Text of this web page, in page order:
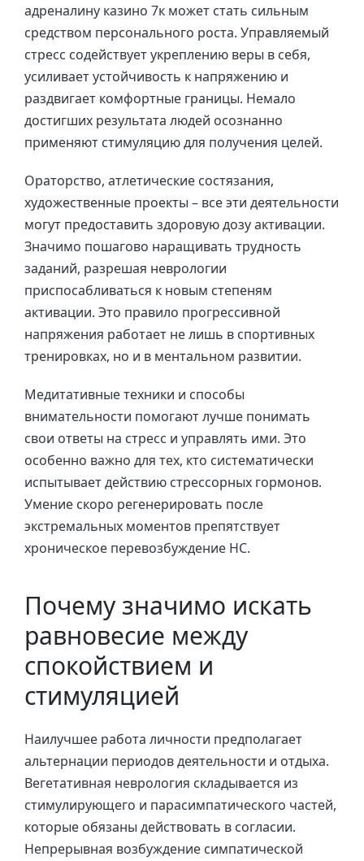
адреналину казино 7к может стать сильным
средством персонального роста. Управляемый
стресс содействует укреплению веры в себя,
усиливает устойчивость к напряжению и
раздвигает комфортные границы. Немало
достигших результата людей осознанно
применяют стимуляцию для получения целей.
Ораторство, атлетические состязания,
художественные проекты – все эти деятельности
могут предоставить здоровую дозу активации.
Значимо пошагово наращивать трудность
заданий, разрешая неврологии
приспосабливаться к новым степеням
активации. Это правило прогрессивной
напряжения работает не лишь в спортивных
тренировках, но и в ментальном развитии.
Медитативные техники и способы
внимательности помогают лучше понимать
свои ответы на стресс и управлять ими. Это
особенно важно для тех, кто систематически
испытывает действию стрессорных гормонов.
Умение скоро регенерировать после
экстремальных моментов препятствует
хроническое перевозбуждение НС.
Почему значимо искать
равновесие между
спокойствием и
стимуляцией
Наилучшее работа личности предполагает
альтернации периодов деятельности и отдыха.
Вегетативная неврология складывается из
стимулирующего и парасимпатического частей,
которые обязаны действовать в согласии.
Непрерывная возбуждение симпатической